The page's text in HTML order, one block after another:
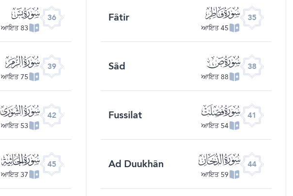
35 ﮯ
45 ਆਇਤ
Fâtir
36 ﮰ
83 ਆਇਤ
38 ﯓ
88 ਆਇਤ
Sâd
39 ﯔ
75 ਆਇਤ
41 ﯖ
54 ਆਇਤ
Fussilat
42 ﯗ
53 ਆਇਤ
44 ﯙ
59 ਆਇਤ
Ad Duukhân
45 ﯚ
37 ਆਇਤ